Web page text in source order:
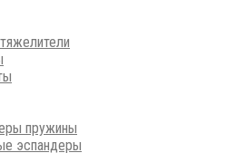
пружины
эспандеры